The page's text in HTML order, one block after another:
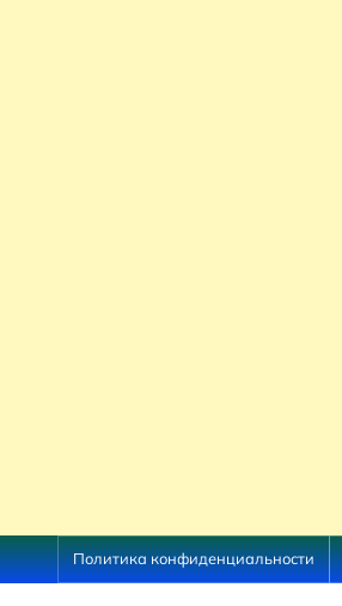
Skip
to
Политика конфиденциальности